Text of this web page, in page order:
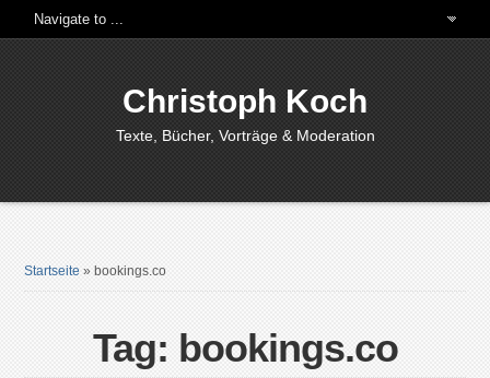
Christoph Koch
Texte, Bücher, Vorträge & Moderation
Startseite » bookings.co
Tag: bookings.co